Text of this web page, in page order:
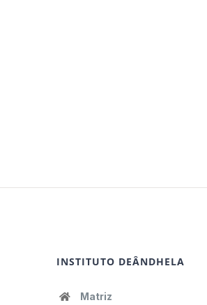
INSTITUTO DEÂNDHELA
Matriz